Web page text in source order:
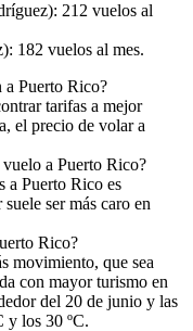
212 vuelos al
182 vuelos al mes.
a Puerto Rico?
tarifas a mejor
el precio de volar a
vuelo a Puerto Rico?
a Puerto Rico es
ser más caro en
Rico?
movimiento, que sea
con mayor turismo en
del 20 de junio y las
y los 30 ºC.